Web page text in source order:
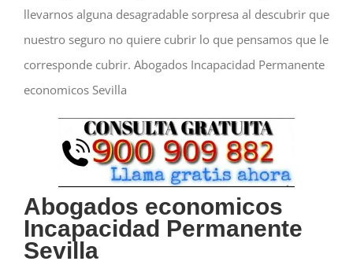
llevarnos alguna desagradable sorpresa al descubrir que
nuestro seguro no quiere cubrir lo que pensamos que le
corresponde cubrir. Abogados Incapacidad Permanente
economicos Sevilla
Abogados economicos
Incapacidad Permanente
Sevilla